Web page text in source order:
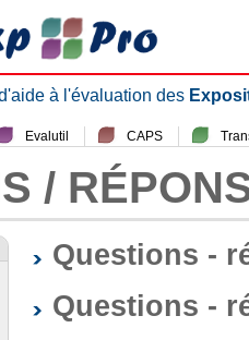
à l'évaluation des
Evalutil CAPS
/
Questions -
Questions -